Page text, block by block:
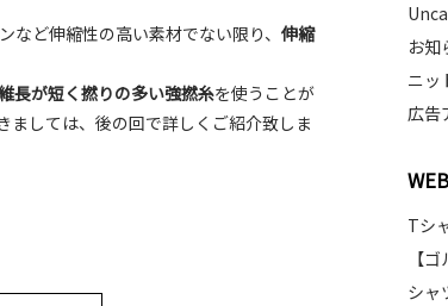
など伸縮性の高い素材でない限り、 伸縮
長が短く撚りの多い強撚糸を使うことが
しては、後の回で詳しくご紹介致しま
お知
ニッ
広告
Tシ
【
シャ